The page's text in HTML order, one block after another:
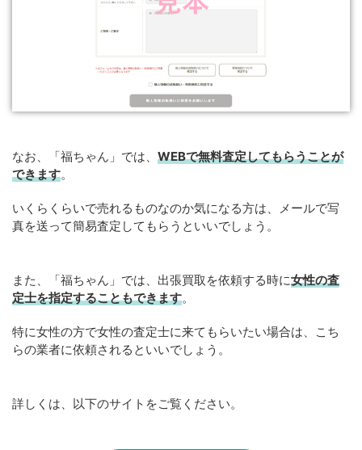
なお、「福ちゃん」では、 WEBで無料査定してもらうことが
できます。
いくらくらいで売れるものなのか気になる方は、メールで写
真を送って簡易査定してもらうといいでしょう。
また、「福ちゃん」では、出張買取を依頼する時に女性の査
定士を指定することもできます。
特に女性の方で女性の査定士に来てもらいたい場合は、こち
らの業者に依頼されるといいでしょう。
詳しくは、以下のサイトをご覧ください。